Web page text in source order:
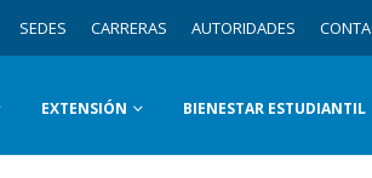
SEDES CARRERAS AUTORIDADES
EXTENSIÓN BIENESTAR ESTUDIANTIL